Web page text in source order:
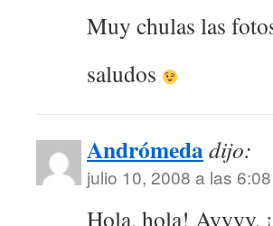
Muy chulas las
saludos
Andrómedadijo:
julio 10, 2008 a las
Hola, hola! Ayyyy,